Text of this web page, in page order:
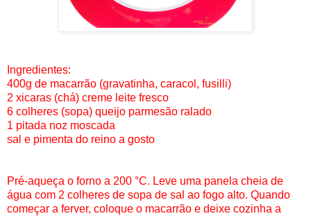
Ingredientes:
400g de macarrão (gravatinha, caracol, fusilli)
2 xicaras (chá) creme leite fresco
6 colheres (sopa) queijo parmesão ralado
1 pitada noz moscada
sal e pimenta do reino a gosto
Pré-aqueça o forno a 200 °C. Leve uma panela cheia de
água com 2 colheres de sopa de sal ao fogo alto. Quando
começar a ferver, coloque o macarrão e deixe cozinha a